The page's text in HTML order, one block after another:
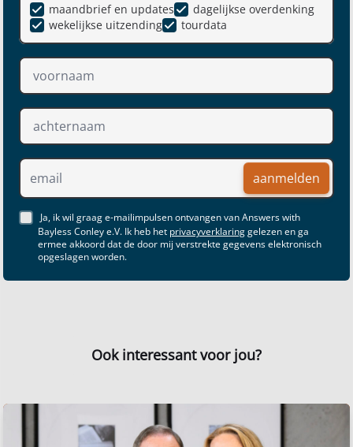
maandbrief en updates
dagelijkse overdenking
wekelijkse uitzending
tourdata
aanmelden
Ja, ik wil graag e-mailimpulsen ontvangen van Answers with
Bayless Conley e.V. Ik heb het privacyverklaringgelezen en ga
ermee akkoord dat de door mij verstrekte gegevens elektronisch
opgeslagen worden.
Ook interessant voor jou?